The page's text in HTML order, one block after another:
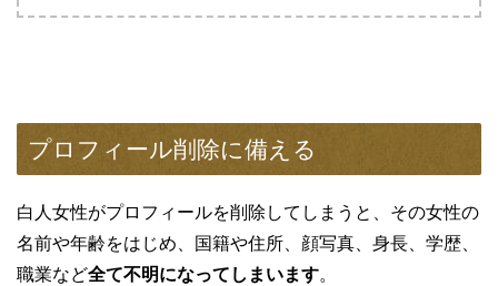
プロフィール削除に備える
白人女性がプロフィールを削除してしまうと、その女性の
名前や年齢をはじめ、国籍や住所、顔写真、身長、学歴、
職業など全て不明になってしまいます。